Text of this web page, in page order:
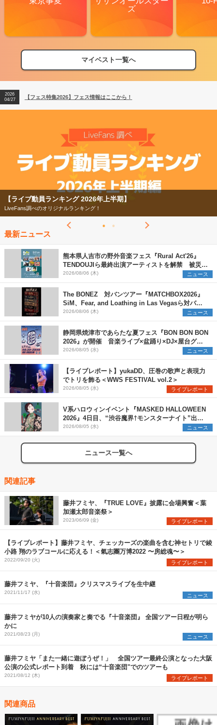
ズ
マイベスト一覧へ
【フェス特集2026】フェス情報はここから！
【ライブ動員ランキング】2026年上半期編発表！
2026
04/27
【フェス特集2026】フェス情報はここから！
2026
【ライブ動員ランキング 2026年上半期】
LiveFans調べのオリジナルランキング！
最新ニュース
熊本県人吉市の野外音楽フェス『Rural Act'26』
TENDOUJIら最終出演アーティストを解禁 被災地
支援プロジェクトの始動も発表
2026/08/06 (木) ニュース
The BONEZ 対バンツアー『MATCHBOX2026』
SiM、Fear, and Loathing in Las Vegasら対バン
アーティストを一斉解禁
2026/08/06 (木) ニュース
静岡県焼津市であらたな夏フェス『BON BON BON
2026』が開催 音楽ライブ×盆踊り×DJ×屋台グル
メ×ランタンナイトで彩る2日間
2026/08/05 (水) ニュース
【ライブレポート】yukaDD、圧巻の歌声と表現力
でトリを飾る＜WWS FESTIVAL vol.2＞
2026/08/05 (水) ライブレポート
V系ハロウィンイベント『MASKED HALLOWEEN
2026』4日目、“渋谷魔界†モンスターナイト”出演6
組を発表
2026/08/05 (水) ニュース
ニュース一覧へ
関連記事
藤井フミヤ、『TRUE LOVE』披露に会場興奮＜葉
加瀬太郎音楽祭＞
2023/06/09 (金) ライブレポート
【ライブレポート】藤井フミヤ、チェッカーズの楽曲を含む神セトリで綾
小路 翔のラブコールに応える！＜氣志團万博2022 〜房総魂〜＞
2022/09/20 (火) ライブレポート
藤井フミヤ、『十音楽団』クリスマスライブを生中継
2021/11/17 (水) ニュース
藤井フミヤが10人の演奏家と奏でる『十音楽団』 全国ツアー日程が明ら
かに
2021/08/23 (月) ニュース
藤井フミヤ「また一緒に遊ぼうぜ！」 全国ツアー最終公演となった大阪
公演の公式レポート到着 秋には“十音楽団"でのツアーも
2021/08/12 (木) ライブレポート
関連商品